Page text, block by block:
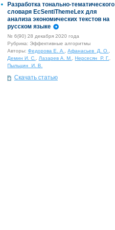
Разработка тонально-тематического
словаря EcSentiThemeLex для
анализа экономических текстов на
русском языке
№ 6(90) 28 декабря 2020 года
Рубрика: Эффективные алгоритмы
Авторы: Федорова Е. А., Афанасьев Д. О.,
Демин И. С., Лазарев А. М., Нерсесян Р. Г.,
Пыльцин И. В.
Скачать статью